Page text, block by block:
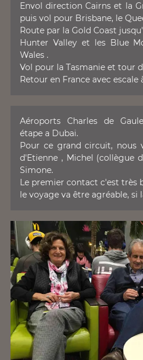
Envol direction Cairns et la
puis vol pour Brisbane, le
Route par la Gold Coast
Hunter Valley et les Blue
Wales .
Vol pour la Tasmanie et tour
Retour en France avec escale
Aéroports Charles de
étape a Dubai.
Pour ce grand circuit, nous
d'Etienne , Michel (collègue
Simone.
Le premier contact c'est très
le voyage va être agréable, si